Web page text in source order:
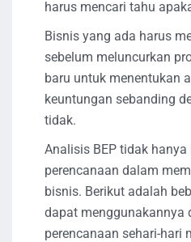
harus mencari tahu
Bisnis yang ada harus
sebelum meluncurkan
baru untuk menentukan
keuntungan sebanding
tidak.
Analisis BEP tidak
perencanaan dalam
bisnis. Berikut adalah
dapat menggunakannya
perencanaan sehari-hari